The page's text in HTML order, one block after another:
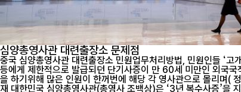
심양총영사관 대련출장소 문제점
중국 심양총영사관 대련출장소 민원업무처리방법, 민원인들 ‘고개 갸웃’ [동포투데이] 법무부의 외국국적 동포정책제도 개선으로 지난 4월1일부터, 현재 만 55세 이상 60세 미만인 동포, 미성년
등에게 제한적으로 발급되던 단기사증이 만 60세 미만인 외국국적동포에 대해 3년간 유효한
을 하기위해 많은 인원이 한꺼번에 해당 각 영사관으로 몰리며( 정책 공지
재 대한민국 심양총영사관(총영사 조백상)은 ‘3년 복수사증’을